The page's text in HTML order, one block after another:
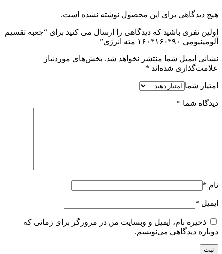
هیچ دیدگاهی برای این محصول نوشته نشده است.
اولین نفری باشید که دیدگاهی را ارسال می کنید برای “جعبه تقسیم
آلومینیومی ۹۰*۱۶۰*۱۶۰ مته انرژی”
نشانی ایمیل شما منتشر نخواهد شد. بخش‌های موردنیاز
علامت‌گذاری شده‌اند *
امتیاز شما
دیدگاه شما *
نام *
ایمیل *
ذخیره نام، ایمیل و وبسایت من در مرورگر برای زمانی که
دوباره دیدگاهی می‌نویسم.